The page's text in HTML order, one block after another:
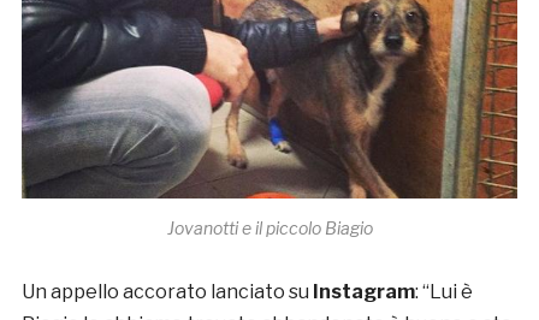
Jovanotti e il piccolo Biagio
Un appello accorato lanciato su Instagram: “Lui è